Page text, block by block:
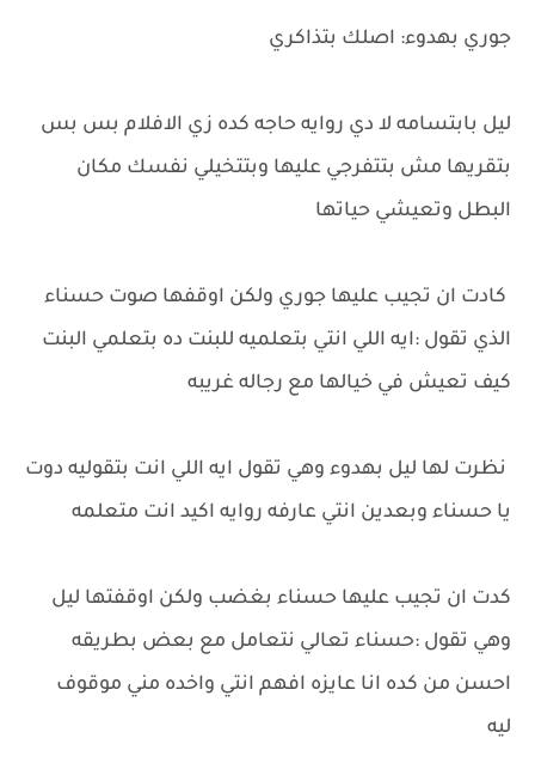
جوري بهدوء: اصلك بتذاكري
ليل بابتسامه لا دي روايه حاجه كده زي الافلام بس بس
بتقريها مش بتتفرجي عليها وبتتخيلي نفسك مكان
البطل وتعيشي حياتها
كادت ان تجيب عليها جوري ولكن اوقفها صوت حسناء
الذي تقول :ايه اللي انتي بتعلميه للبنت ده بتعلمي البنت
كيف تعيش في خيالها مع رجاله غريبه
نظرت لها ليل بهدوء وهي تقول ايه اللي انت بتقوليه دوت
يا حسناء وبعدين انتي عارفه روايه اكيد انت متعلمه
كدت ان تجيب عليها حسناء بغضب ولكن اوقفتها ليل
وهي تقول :حسناء تعالي نتعامل مع بعض بطريقه
احسن من كده انا عايزه افهم انتي واخده مني موقوف
ليه